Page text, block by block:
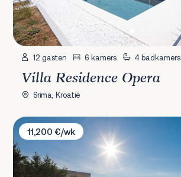
12 gasten 6 kamers 4 badkamers
Villa Residence Opera
Srima, Kroatië
Villa Balet
11,200 €/wk